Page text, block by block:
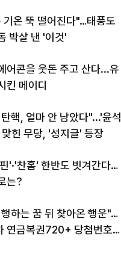
기온 뚝 떨어진다"…태풍도
박살 낸 '이것'
어콘을 웃돈 주고 산다...유
킨 메이디
핵, 얼마 안 남았다"...'윤석
힌 무당, '성지글' 등장
'·'찬홈' 한반도 빗겨간다…
는?
하는 꿈 뒤 찾아온 행운"…
연금복권720+ 당첨번호조